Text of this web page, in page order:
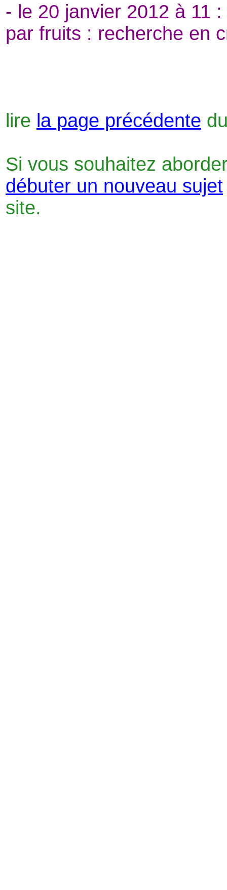
- le 20 janvier 2012 à 11 :
par fruits : recherche en
lire la page précédente
Si vous souhaitez
débuter un nouveau sujet
site.